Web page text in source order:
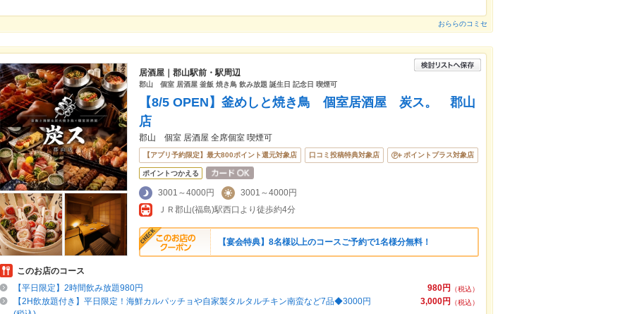
おららのコミセ
居酒屋｜郡山駅前・駅周辺
郡山 個室 居酒屋 釜飯 焼き鳥 飲み放題 誕生日 記念日 喫煙可
【8/5 OPEN】釜めしと焼き鳥 個室居酒屋 炭ス。 郡山
店
郡山 個室 居酒屋 全席個室 喫煙可
【アプリ予約限定】最大800ポイント還元対象店 口コミ投稿特典対象店 ポイントプラス対象店
ポイントつかえる
3001～4000円
3001～4000円
ＪＲ郡山(福島)駅西口より徒歩約4分
【宴会特典】8名様以上のコースご予約で1名様分無料！
このお店のコース
980円
（税込）
【平日限定】2時間飲み放題980円
3,000円
（税込）
【2H飲放題付き】平日限定！海鮮カルパッチョや自家製タルタルチキン南蛮など7品◆3000円